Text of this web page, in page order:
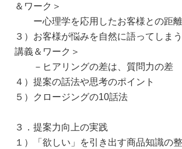
＆ワーク＞
ー心理学を応用したお客様との距
３）お客様が悩みを自然に語ってしま
講義＆ワーク＞
－ヒアリングの差は、質問力の差
４）提案の話法や思考のポイント
５）クロージングの10話法
３．提案力向上の実践
１）「欲しい」を引き出す商品知識の